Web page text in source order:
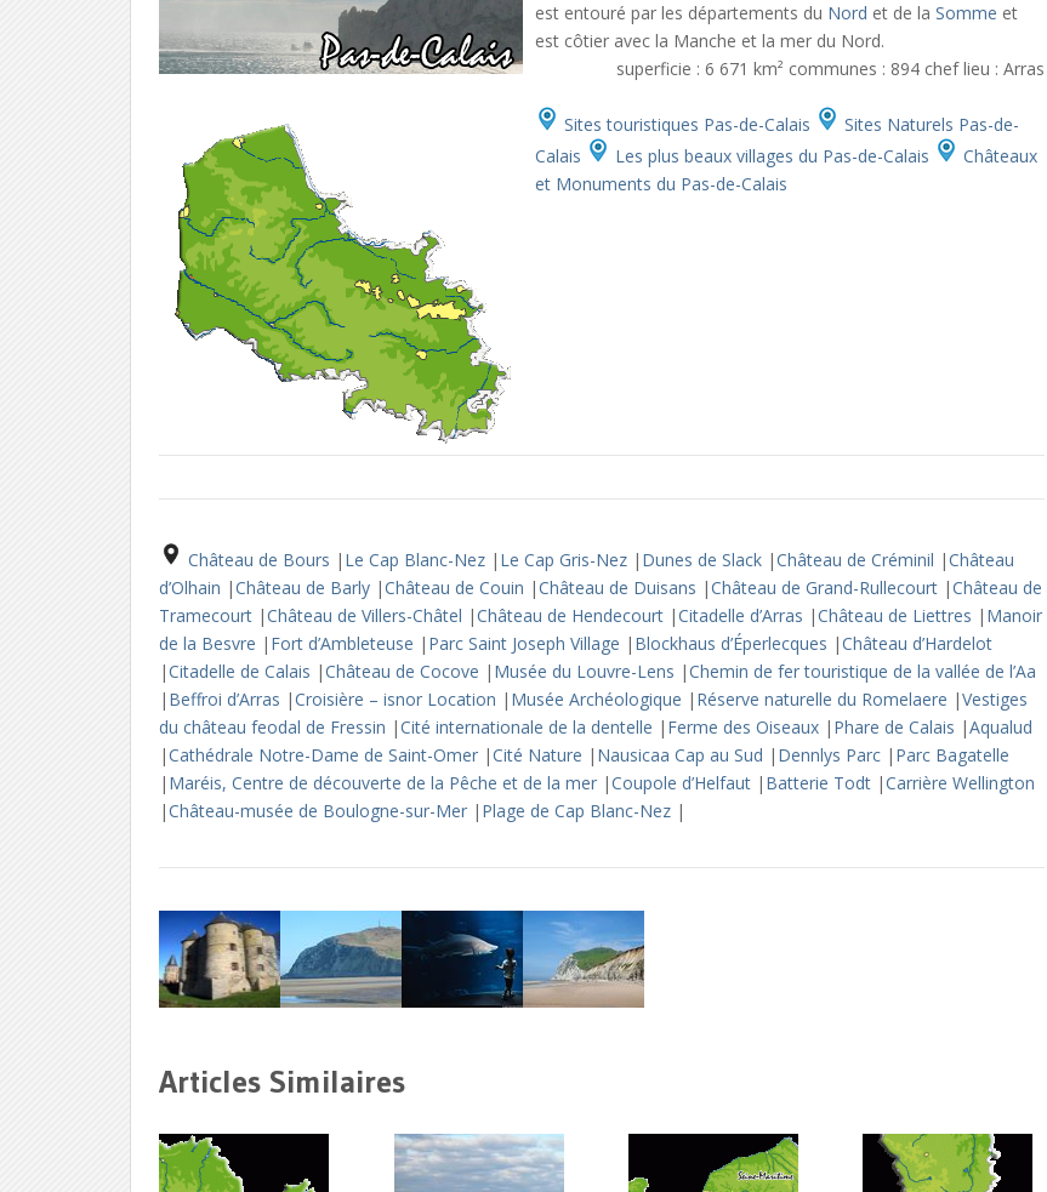
est entouré par les départements du Nord et de laSomme et
est côtier avec la Manche et la mer du Nord.
superficie : 6 671 km² communes : 894 chef lieu : Arras
Sites touristiques Pas-de-Calais
Sites Naturels Pas-de-
Calais
Les plus beaux villages du Pas-de-Calais
Châteaux
et Monuments du Pas-de-Calais
Château de Bours | Le Cap Blanc-Nez | Le Cap Gris-Nez | Dunes de Slack |Château de Créminil |Château
d’Olhain |Château de Barly |Château de Couin |Château de Duisans |Château de Grand-Rullecourt |Château de
Tramecourt |Château de Villers-Châtel |Château de Hendecourt |Citadelle d’Arras |Château de Liettres | Manoir
de la Besvre | Fort d’Ambleteuse | Parc Saint Joseph Village | Blockhaus d’Éperlecques |Château d’Hardelot
|Citadelle de Calais |Château de Cocove | Musée du Louvre-Lens |Chemin de fer touristique de la vallée de l’Aa
| Beffroi d’Arras |Croisière – isnor Location | Musée Archéologique | Réserve naturelle du Romelaere |Vestiges
du château feodal de Fressin |Cité internationale de la dentelle | Ferme des Oiseaux | Phare de Calais |Aqualud
|Cathédrale Notre-Dame de Saint-Omer |Cité Nature | Nausicaa Cap au Sud | Dennlys Parc | Parc Bagatelle
| Maréis, Centre de découverte de la Pêche et de la mer |Coupole d’Helfaut | Batterie Todt |Carrière Wellington
|Château-musée de Boulogne-sur-Mer | Plage de Cap Blanc-Nez |
Articles Similaires